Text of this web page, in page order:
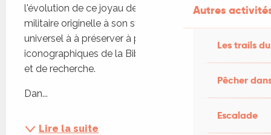
Autres
Les trails
Pêcher
Escalade
l'évolution de ce joyau de pierre, de sa fonction
militaire originelle à son statut d'emblème
universel à à préserver à partir des documents
iconographiques de la Bibliothèque patrimoniale
et de recherche.
Dan...
Lire la suite